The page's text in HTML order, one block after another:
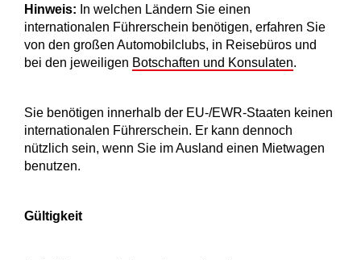
Hinweis: In welchen Ländern Sie einen
internationalen Führerschein benötigen, erfahren Sie
von den großen Automobilclubs, in Reisebüros und
bei den jeweiligen Botschaften und Konsulaten.
Sie benötigen innerhalb der EU-/EWR-Staaten keinen
internationalen Führerschein. Er kann dennoch
nützlich sein, wenn Sie im Ausland einen Mietwagen
benutzen.
Gültigkeit